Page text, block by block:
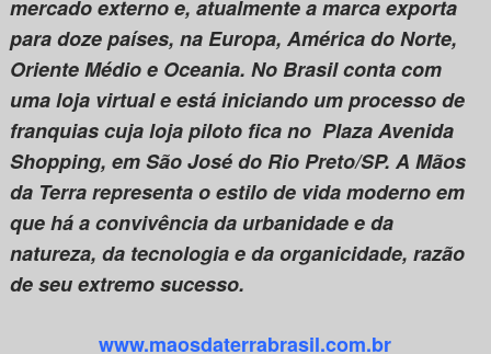
mercado externo e, atualmente a marca exporta
para doze países, na Europa, América do Norte,
Oriente Médio e Oceania. No Brasil conta com
uma loja virtual e está iniciando um processo de
franquias cuja loja piloto fica no Plaza Avenida
Shopping, em São José do Rio Preto/SP. A Mãos
da Terra representa o estilo de vida moderno em
que há a convivência da urbanidade e da
natureza, da tecnologia e da organicidade, razão
de seu extremo sucesso.
www.maosdaterrabrasil.com.br